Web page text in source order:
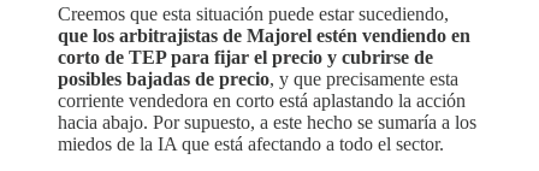
Creemos que esta situación puede estar sucediendo,
que los arbitrajistas de Majorel estén vendiendo en
corto de TEP para fijar el precio y cubrirse de
posibles bajadas de precio, y que precisamente esta
corriente vendedora en corto está aplastando la acción
hacia abajo. Por supuesto, a este hecho se sumaría a los
miedos de la IA que está afectando a todo el sector.